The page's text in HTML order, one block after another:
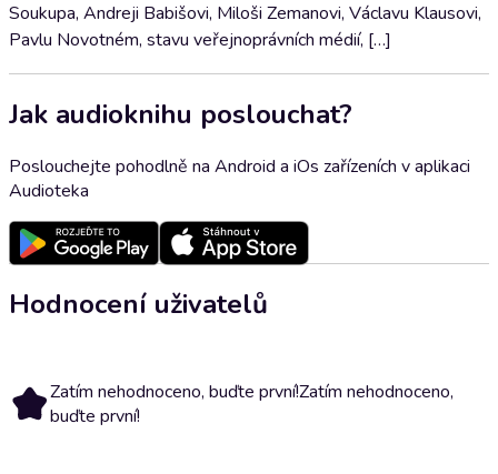
Soukupa, Andreji Babišovi, Miloši Zemanovi, Václavu Klausovi,
Pavlu Novotném, stavu veřejnoprávních médií, […]
Jak audioknihu poslouchat?
Poslouchejte pohodlně na Android a iOs zařízeních v aplikaci
Audioteka
Hodnocení uživatelů
Zatím nehodnoceno, buďte první!Zatím nehodnoceno,
buďte první!